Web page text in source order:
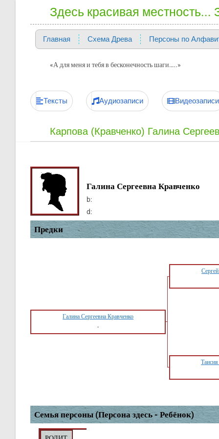
Здесь красивая
Главная Схема Древа Персоны по
«А для меня и тебя в бесконечность шаги…..»
Тексты Аудиозаписи Видеозаписи
Карпова (Кравченко) Галина
Галина Сергеевна Кравченко
b:
d:
Предки
Галина Сергеевна Кравченко
-
Семья персоны (Персона здесь - Ребёнок)